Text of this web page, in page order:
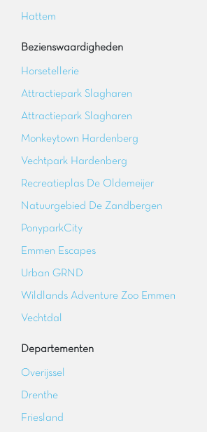
Hattem
Bezienswaardigheden
Horsetellerie
Attractiepark Slagharen
Attractiepark Slagharen
Monkeytown Hardenberg
Vechtpark Hardenberg
Recreatieplas De Oldemeijer
Natuurgebied De Zandbergen
PonyparkCity
Emmen Escapes
Urban GRND
Wildlands Adventure Zoo Emmen
Vechtdal
Departementen
Overijssel
Drenthe
Friesland